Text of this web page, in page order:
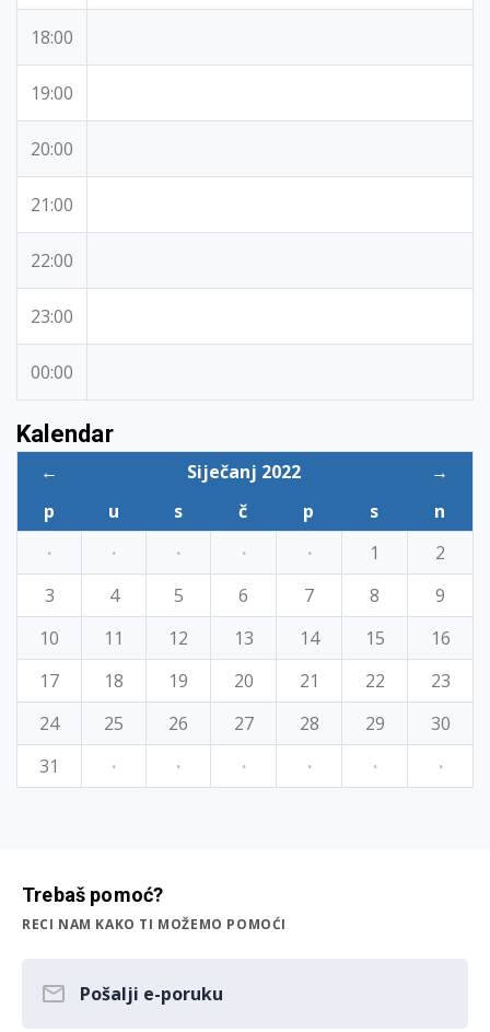
18:00
19:00
20:00
21:00
22:00
23:00
00:00
Kalendar
← Siječanj 2022
→
p
u s č p s
n
·
· · · · 1
2
3
4 5 6 7 8
9
10
11 12 13 14 15
16
17
18 19 20 21 22
23
24
25 26 27 28 29
30
31
· · · · · ·
Trebaš pomoć?
RECI NAM KAKO TI MOŽEMO POMOĆI
Pošalji e-poruku